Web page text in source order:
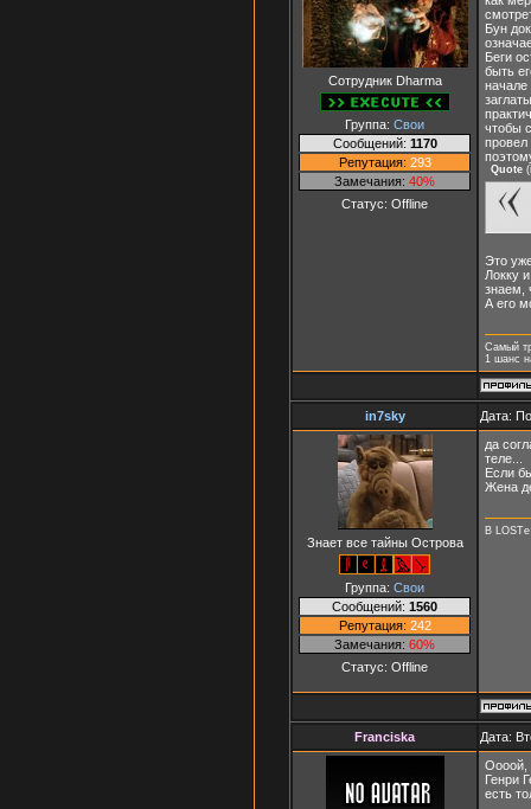
Сотрудник Dharma
Группа: Свои
Сообщений: 1170
Репутация: 293
Замечания: 40%
Статус: Offline
Бун
Беги
быть
чтобы
Quote (
Это
Локку
знаем,
А его
Самый
1 шанс
in7sky Дата:
Знает все тайны Острова
Группа: Свои
Сообщений: 1560
Репутация: 242
Замечания: 60%
Статус: Offline
да
теле...
Если
Жена
В LOSTе
Franciska Дата:
Оооой,
Генри
есть